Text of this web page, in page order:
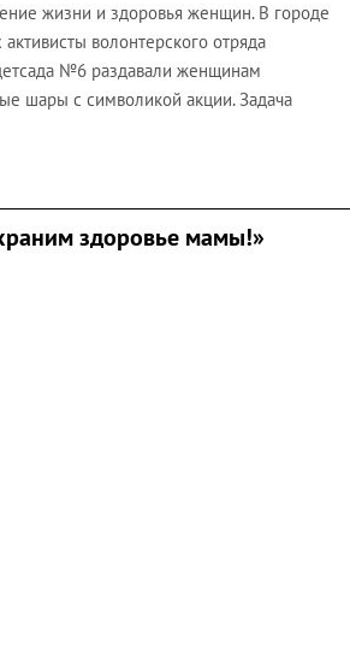
жизни и здоровья женщин. В городе
волонтерского отряда
№6 раздавали женщинам
шары с символикой акции. Задача
здоровье мамы!»